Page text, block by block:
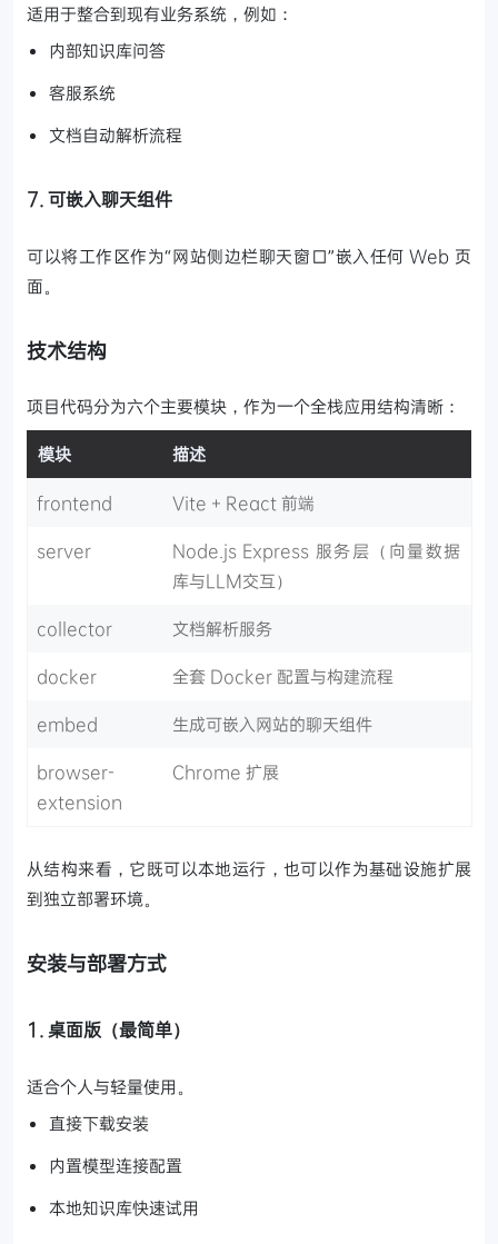
适用于整合到现有业务系统，例如：
内部知识库问答
客服系统
文档自动解析流程
7. 可嵌入聊天组件
可以将工作区作为“网站侧边栏聊天窗口”嵌入任何 Web 页
面。
技术结构
项目代码分为六个主要模块，作为一个全栈应用结构清晰：
模块 描述
frontend Vite + React 前端
server
Node.js Express 服务层（向量数据
库与LLM交互）
collector 文档解析服务
docker 全套 Docker 配置与构建流程
embed 生成可嵌入网站的聊天组件
browser-
extension
Chrome 扩展
从结构来看，它既可以本地运行，也可以作为基础设施扩展
到独立部署环境。
安装与部署方式
1. 桌面版（最简单）
适合个人与轻量使用。
直接下载安装
内置模型连接配置
本地知识库快速试用